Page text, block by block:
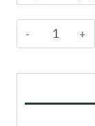
ilość
Leginsy